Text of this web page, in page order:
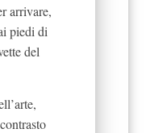
arrivare,
piedi di
del